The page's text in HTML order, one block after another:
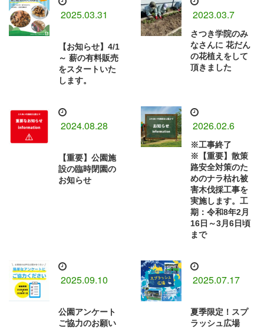
2025.03.31
【お知らせ】4/1
～ 薪の有料販売
をスタートいた
します。
2023.03.7
さつき学院のみ
なさんに⁡ 花だん
の花植えをして
頂きました
2024.08.28
【重要】公園施
設の臨時閉園の
お知らせ
2026.02.6
※工事終了
※【重要】散策
路安全対策のた
めのナラ枯れ被
害木伐採工事を
実施します。工
期：令和8年2月
16日～3月6日頃
まで
2025.09.10
公園アンケート
ご協力のお願い
2025.07.17
夏季限定！スプ
ラッシュ広場